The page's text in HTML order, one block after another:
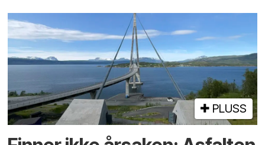
PLUSS